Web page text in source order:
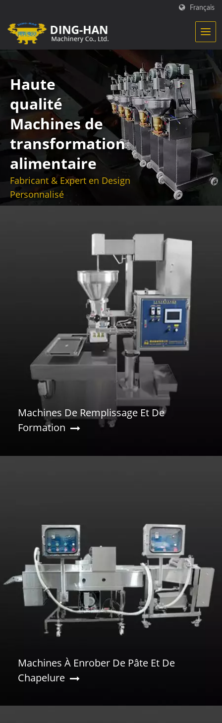
Français
Haute
qualité
Machines de
transformation
alimentaire
Fabricant & Expert en Design
Personnalisé
Machines De Remplissage Et De
Formation
Machines À Enrober De Pâte Et De
Chapelure